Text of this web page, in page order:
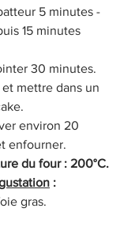
5 minutes -
15 minutes
30 minutes.
mettre dans un
environ 20
enfourner.
du four : 200°C.
:
gras.